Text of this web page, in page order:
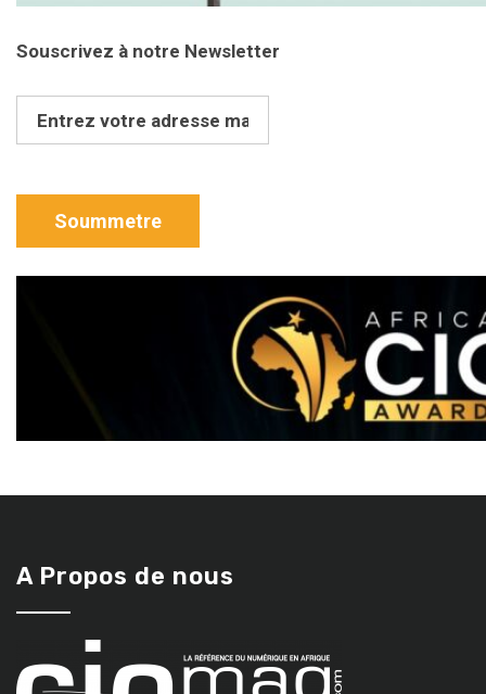
Souscrivez à notre Newsletter
A Propos de nous